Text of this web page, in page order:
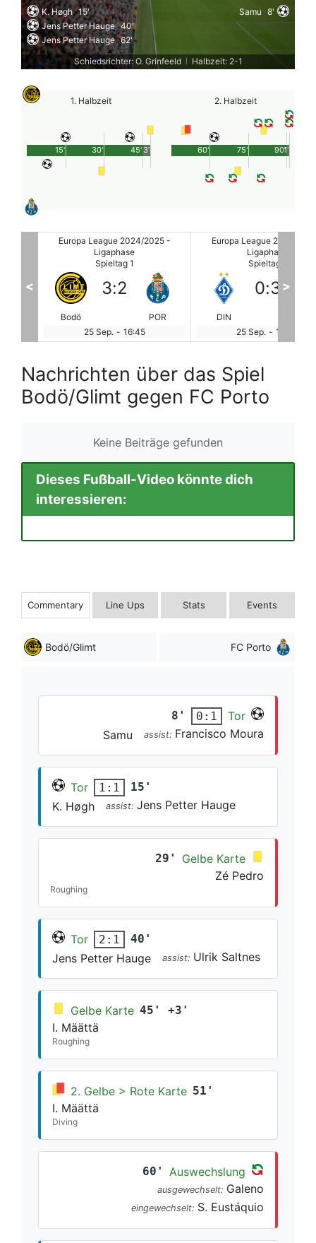
K. Høgh 15'
Jens Petter Hauge 40'
Jens Petter Hauge 62'
Samu 8'
Schiedsrichter: O. Grinfeeld Halbzeit: 2-1
1. Halbzeit
45'
15' 30' 3'
2. Halbzeit
90'
60' 75' 1'
Europa League 2024/2025 -
Ligaphase
Spieltag 1
DIN
0:3
LAZ
25 Sep. - 19:00
Europa League 2024/
Ligaphase
Spieltag 1
MID
1:1
25 Sep. - 19:00
< >
Nachrichten über das Spiel
Bodö/Glimt gegen FC Porto
Keine Beiträge gefunden
Dieses Fußball-Video könnte dich
interessieren:
Commentary Line Ups Stats Events
Bodö/Glimt FC Porto
8' 0:1
Tor
Samu
assist: Francisco Moura
Tor 1:1 15'
K. Høgh assist: Jens Petter Hauge
29'
Gelbe Karte
Zé Pedro
Roughing
Tor 2:1 40'
Jens Petter Hauge assist: Ulrik Saltnes
Gelbe Karte 45' +3'
I. Määttä
Roughing
2. Gelbe > Rote Karte 51'
I. Määttä
Diving
60' Auswechslung
ausgewechselt: Galeno
eingewechselt: S. Eustáquio